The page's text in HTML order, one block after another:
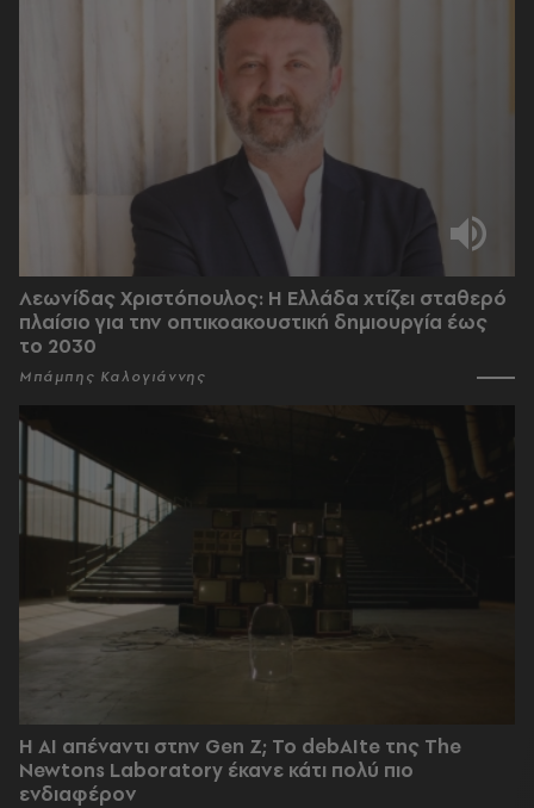
Λεωνίδας Χριστόπουλος: Η Ελλάδα χτίζει σταθερό
πλαίσιο για την οπτικοακουστική δημιουργία έως
το 2030
Μπάμπης Καλογιάννης
Η AI απέναντι στην Gen Z; Το debAIte της The
Newtons Laboratory έκανε κάτι πολύ πιο
ενδιαφέρον